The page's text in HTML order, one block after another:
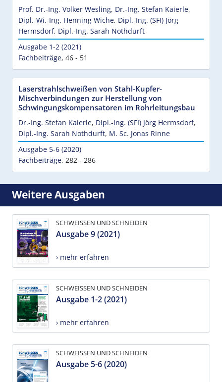
Prof. Dr.-Ing. Volker Wesling, Dr.-Ing. Stefan Kaierle,
Dipl.-Wi.-Ing. Henning Wiche, Dipl.-Ing. (SFI) Jörg
Hermsdorf, Dipl.-Ing. Sarah Nothdurft
Ausgabe 1-2 (2021)
Fachbeiträge, 46 - 51
Laserstrahlschweißen von Stahl-Kupfer-
Mischverbindungen zur Herstellung von
Schwingungskompensatoren im Rohrleitungsbau
Dr.-Ing. Stefan Kaierle, Dipl.-Ing. (SFI) Jörg Hermsdorf,
Dipl.-Ing. Sarah Nothdurft, M. Sc. Jonas Rinne
Ausgabe 5-6 (2020)
Fachbeiträge, 282 - 286
Weitere Ausgaben
SCHWEISSEN UND SCHNEIDEN
Ausgabe 9 (2021)
› mehr erfahren
SCHWEISSEN UND SCHNEIDEN
Ausgabe 1-2 (2021)
› mehr erfahren
SCHWEISSEN UND SCHNEIDEN
Ausgabe 5-6 (2020)